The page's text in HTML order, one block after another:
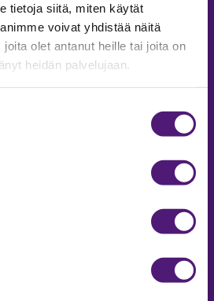
tietoja siitä, miten käytät
voivat yhdistää näitä
olet antanut heille tai joita on
heidän palvelujaan.
MAJOITUS
& Varaukset